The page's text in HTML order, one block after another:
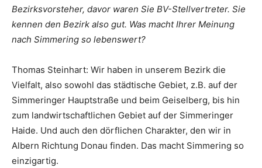
Bezirksvorsteher, davor waren Sie BV-Stellvertreter. Sie
kennen den Bezirk also gut. Was macht Ihrer Meinung
nach Simmering so lebenswert?
Thomas Steinhart: Wir haben in unserem Bezirk die
Vielfalt, also sowohl das städtische Gebiet, z.B. auf der
Simmeringer Hauptstraße und beim Geiselberg, bis hin
zum landwirtschaftlichen Gebiet auf der Simmeringer
Haide. Und auch den dörflichen Charakter, den wir in
Albern Richtung Donau finden. Das macht Simmering so
einzigartig.